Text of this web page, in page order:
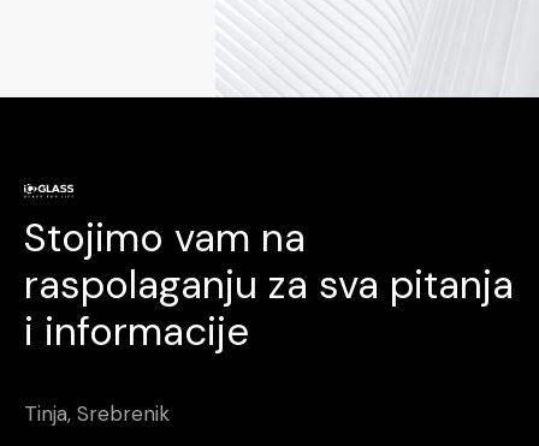
Stojimo vam na
raspolaganju za sva pitanja
i informacije
Tinja, Srebrenik